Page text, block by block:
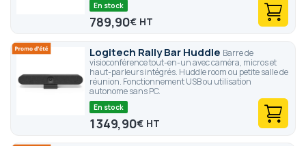
En stock
789,90€
Logitech Rally Bar Huddle Barre de
visioconférence tout-en-un avec caméra, micros et
haut-parleurs intégrés. Huddle room ou petite salle de
réunion. Fonctionnement USB ou utilisation
autonome sans PC.
En stock
1 349,90€